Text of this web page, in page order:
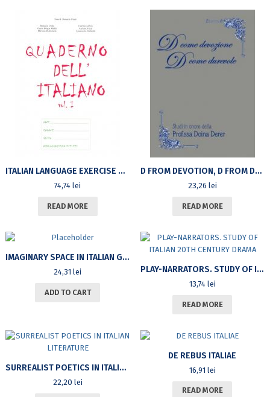
ITALIAN LANGUAGE EXERCISE BOOK VOLUME I
74,74lei
READ MORE
D FROM DEVOTION, D FROM DURATION: STUDIES IN HONOUR OF PROFESSOR DOINA DERER
23,26 lei
READ MORE
IMAGINARY SPACE IN ITALIAN GALLANT POEMS. CASE ANALYSIS: ORLANDO FURIOSO
24,31lei
ADD TO CART
PLAY-NARRATORS. STUDY OF ITALIAN 20TH CENTURY DRAMA
13,74 lei
READ MORE
SURREALIST POETICS IN ITALIAN LITERATURE
22,20 lei
DE REBUS ITALIAE
16,91 lei
READ MORE